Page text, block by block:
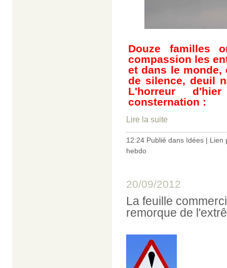
Douze familles
compassion les
et dans le monde,
de silence, deuil
L'horreur
consternation :
Lire la suite
12:24 Publié dans Idées | Lien
hebdo
20/09/2012
La feuille
remorque de